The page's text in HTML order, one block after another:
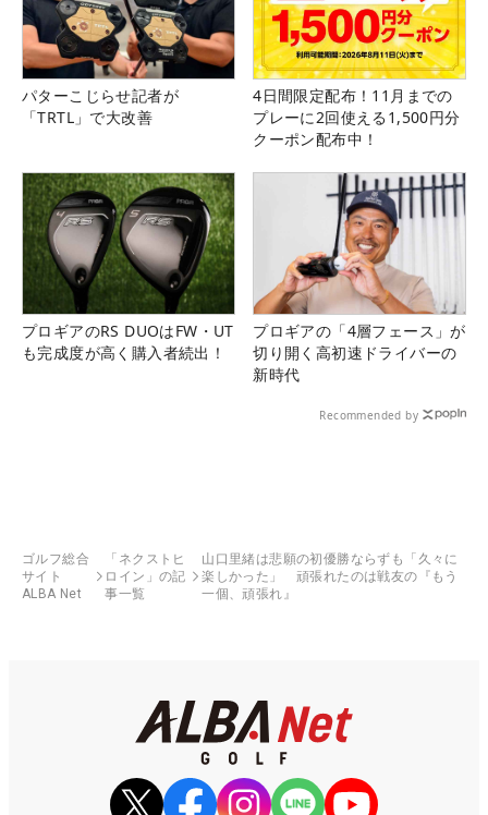
パターこじらせ記者が
「TRTL」で大改善
4日間限定配布！11月までの
プレーに2回使える1,500円分
クーポン配布中！
プロギアのRS DUOはFW・UT
も完成度が高く購入者続出！
プロギアの「4層フェース」が
切り開く高初速ドライバーの
新時代
Recommended by
ゴルフ総合
サイト
ALBA Net
「ネクストヒ
ロイン」の記
事一覧
山口里緒は悲願の初優勝ならずも「久々に
楽しかった」 頑張れたのは戦友の『もう
一個、頑張れ』